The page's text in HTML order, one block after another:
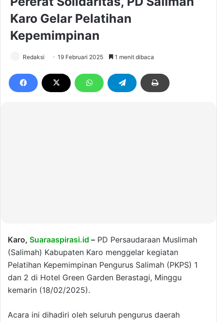
Karo Gelar Pelatihan
Kepemimpinan
Redaksi 19 Februari 2025 1 menit dibaca
Karo, Suaraaspirasi.id – PD Persaudaraan Muslimah
(Salimah) Kabupaten Karo menggelar kegiatan
Pelatihan Kepemimpinan Pengurus Salimah (PKPS) 1
dan 2 di Hotel Green Garden Berastagi, Minggu
kemarin (18/02/2025).
Acara ini dihadiri oleh seluruh pengurus daerah